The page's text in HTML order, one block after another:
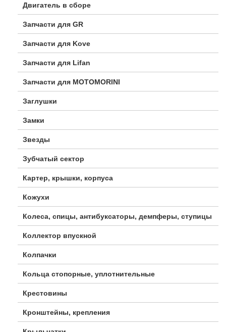
Двигатель в сборе
Запчасти для GR
Запчасти для Kove
Запчасти для Lifan
Запчасти для MOTOMORINI
Заглушки
Замки
Звезды
Зубчатый сектор
Картер, крышки, корпуса
Кожухи
Колеса, спицы, антибуксаторы, демпферы, ступицы
Коллектор впускной
Колпачки
Кольца стопорные, уплотнительные
Крестовины
Кронштейны, крепления